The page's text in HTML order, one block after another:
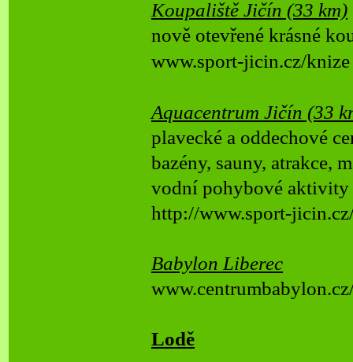
Koupaliště Jičín (33 km)
nově otevřené krásné
www.sport-jicin.cz/knize
Aquacentrum Jičín (33
plavecké a oddechové
bazény, sauny, atrakce,
vodní pohybové aktivity
http://www.sport-
Babylon Liberec
Lodě